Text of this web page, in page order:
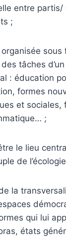
entre partis/
;
sous
tâches
: éducation
formes
et sociales,
;
le lieu
de
la
qui lui
états